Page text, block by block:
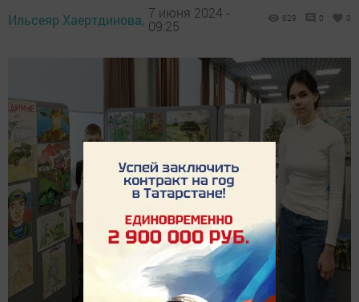
Ильсеяр Хаертдинова, 7 июня 2024 -
09:25
629 0 0